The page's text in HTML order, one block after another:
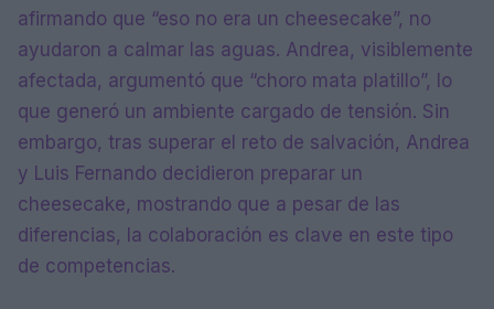
afirmando que “eso no era un cheesecake”, no
ayudaron a calmar las aguas. Andrea, visiblemente
afectada, argumentó que “choro mata platillo”, lo
que generó un ambiente cargado de tensión. Sin
embargo, tras superar el reto de salvación, Andrea
y Luis Fernando decidieron preparar un
cheesecake, mostrando que a pesar de las
diferencias, la colaboración es clave en este tipo
de competencias.